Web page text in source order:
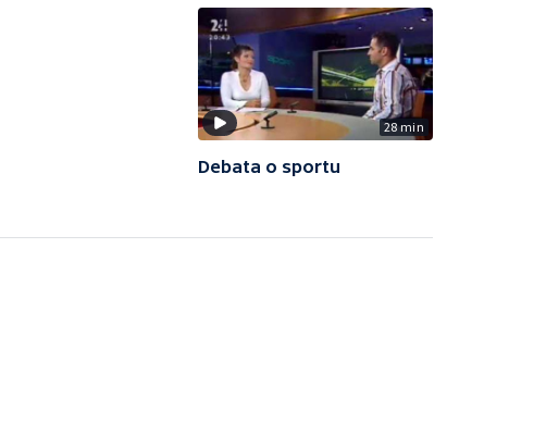
28 min
Debata o sportu